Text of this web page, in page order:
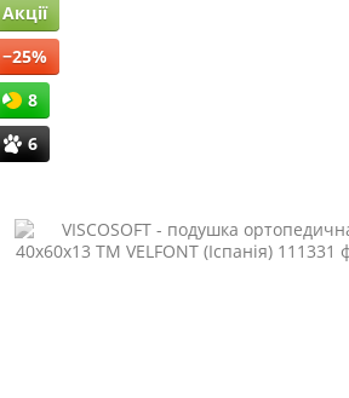
Акції
−25%
8
6